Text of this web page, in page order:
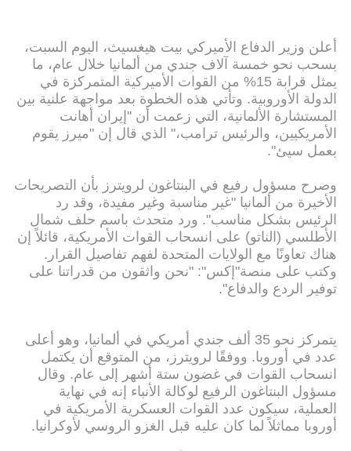
أعلن وزير الدفاع الأميركي بيت هيغسيث، اليوم السبت،
بسحب نحو خمسة آلاف جندي من ألمانيا خلال عام، ما
يمثل قرابة 15% من القوات الأميركية المتمركزة في
الدولة الأوروبية. وتأتي هذه الخطوة بعد مواجهة علنية بين
المستشارة الألمانية، التي زعمت أن "إيران أهانت
الأمريكيين، والرئيس ترامب،" الذي قال إن "ميرز يقوم
بعمل سيئ".
وصرح مسؤول رفيع في البنتاغون لرويترز بأن التصريحات
الأخيرة من ألمانيا "غير مناسبة وغير مفيدة، وقد رد
الرئيس بشكل مناسب". ورد متحدث باسم حلف شمال
الأطلسي (الناتو) على انسحاب القوات الأمريكية، قائلاً إن
هناك تعاونًا مع الولايات المتحدة لفهم تفاصيل القرار.
وكتب على منصة"إكس": "نحن واثقون من قدراتنا على
توفير الردع والدفاع".
يتمركز نحو 35 ألف جندي أمريكي في ألمانيا، وهو أعلى
عدد في أوروبا. ووفقًا لرويترز، من المتوقع أن يكتمل
انسحاب القوات في غضون ستة أشهر إلى عام. وقال
مسؤول البنتاغون الرفيع لوكالة الأنباء إنه في نهاية
العملية، سيكون عدد القوات العسكرية الأمريكية في
أوروبا مماثلاً لما كان عليه قبل الغزو الروسي لأوكرانيا.